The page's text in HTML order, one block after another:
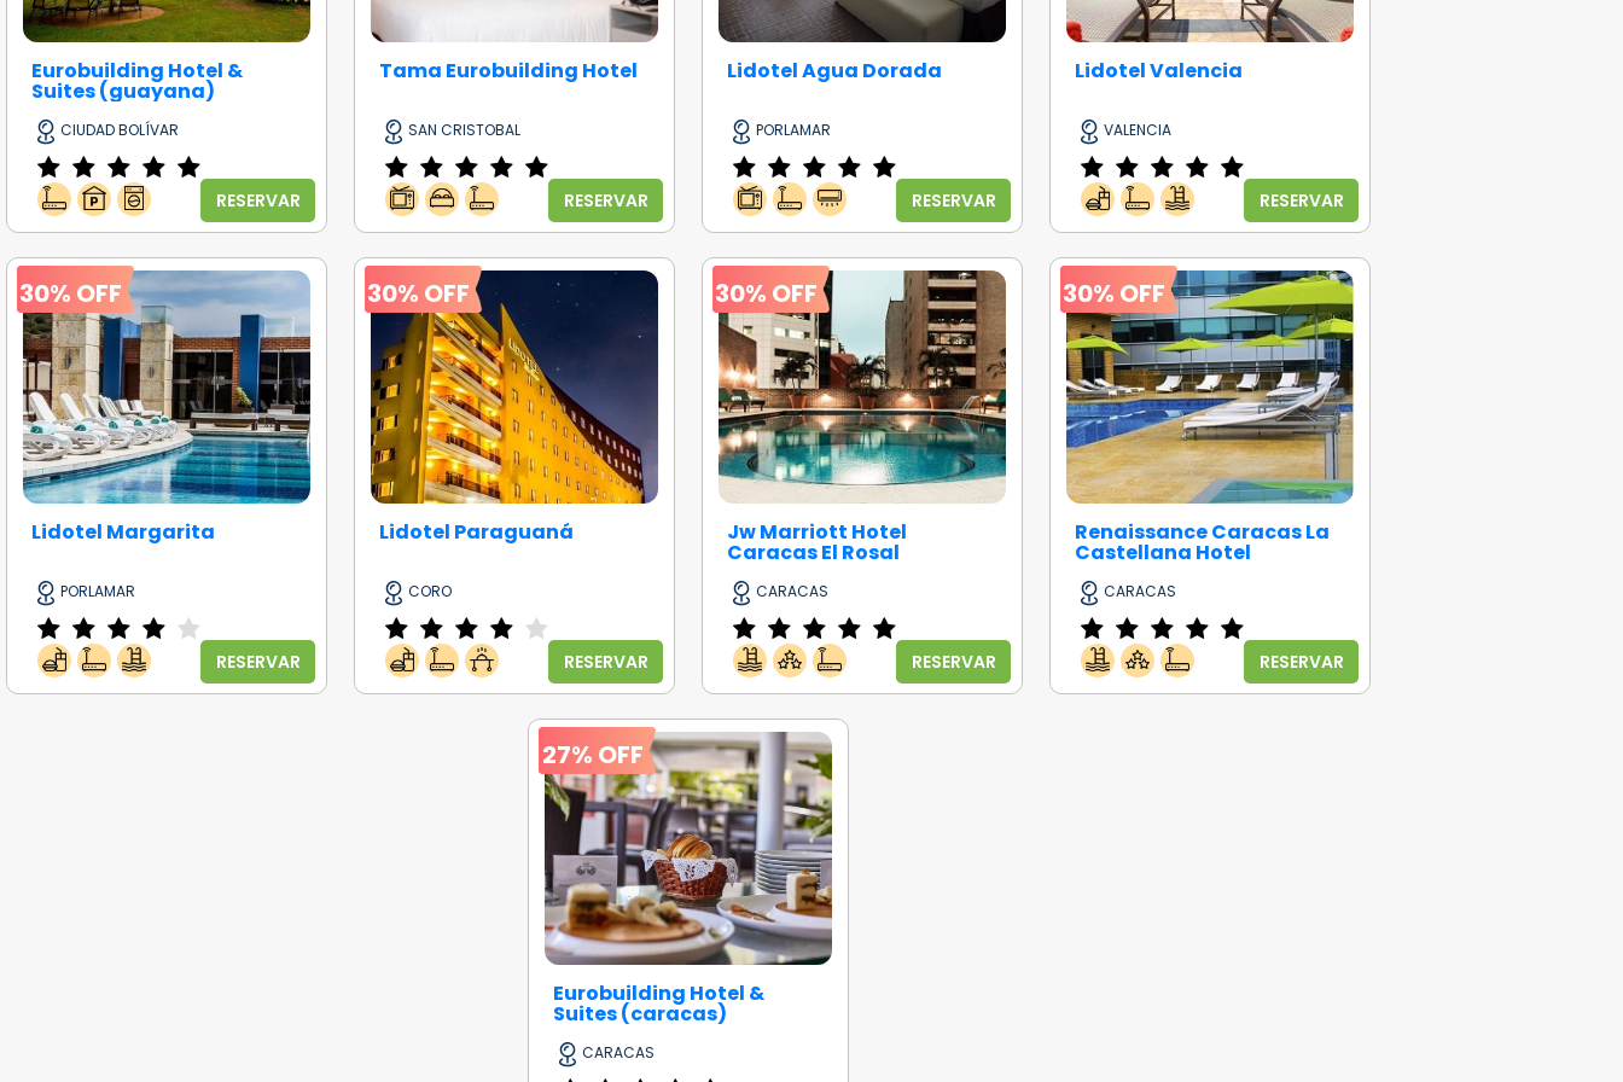
Eurobuilding Hotel &
Suites (guayana)
CIUDAD BOLÍVAR
RESERVAR
Tama Eurobuilding Hotel
SAN CRISTOBAL
RESERVAR
Lidotel Agua Dorada
PORLAMAR
RESERVAR
Lidotel Valencia
VALENCIA
RESERVAR
30% OFF
Lidotel Margarita
PORLAMAR
RESERVAR
30% OFF
Lidotel Paraguaná
CORO
RESERVAR
30% OFF
Jw Marriott Hotel
Caracas El Rosal
CARACAS
RESERVAR
30% OFF
Renaissance Caracas La
Castellana Hotel
CARACAS
RESERVAR
27% OFF
Eurobuilding Hotel &
Suites (caracas)
CARACAS